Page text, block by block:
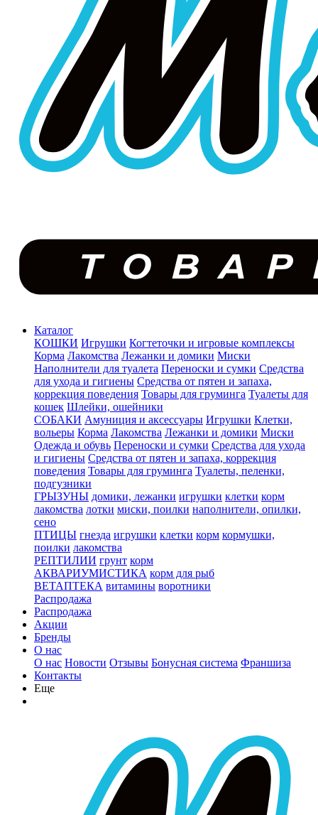
Каталог
КОШКИ Игрушки Когтеточки и игровые комплексы
Корма Лакомства Лежанки и домики Миски
Наполнители для туалета Переноски и сумки Средства
для ухода и гигиены Средства от пятен и запаха,
коррекция поведения Товары для груминга Туалеты для
кошек Шлейки, ошейники
СОБАКИ Амуниция и аксессуары Игрушки Клетки,
вольеры Корма Лакомства Лежанки и домики Миски
Одежда и обувь Переноски и сумки Средства для ухода
и гигиены Средства от пятен и запаха, коррекция
поведения Товары для груминга Туалеты, пеленки,
подгузники
ГРЫЗУНЫ домики, лежанки игрушки клетки корм
лакомства лотки миски, поилки наполнители, опилки,
сено
ПТИЦЫ гнезда игрушки клетки корм кормушки,
поилки лакомства
РЕПТИЛИИ грунт корм
АКВАРИУМИСТИКА корм для рыб
ВЕТАПТЕКА витамины воротники
Распродажа
Распродажа
Акции
Бренды
О нас
О нас Новости Отзывы Бонусная система Франшиза
Контакты
Еще